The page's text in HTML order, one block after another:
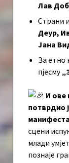
Лав
Страни
Деур,
Јана
За етно
пјесму
И ове
потврдио
сцени
млади
познаје